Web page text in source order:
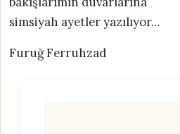
simsiyah ayetler yazılıyor…
Furuğ Ferruhzad